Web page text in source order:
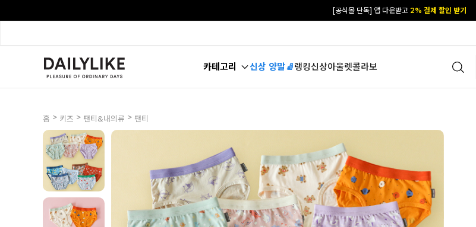
[공식몰 단독] 앱 다운받고 2% 결제 할인 받기
카테고리 신상 양말🧦랭킹신상아울렛콜라보
홈 > 키즈 > 팬티&내의류 > 팬티